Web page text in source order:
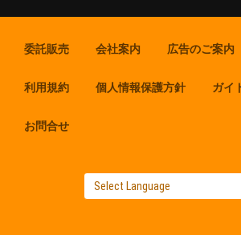
委託販売 会社案内 広告のご案内
利用規約 個人情報保護方針 ガイ
お問合せ